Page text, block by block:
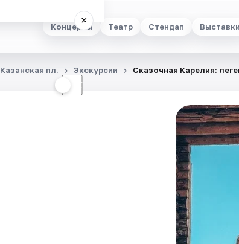
Концерты Театр Стендап Выставки
×
☾
Казанская пл. Экскурсии Сказочная Карелия: